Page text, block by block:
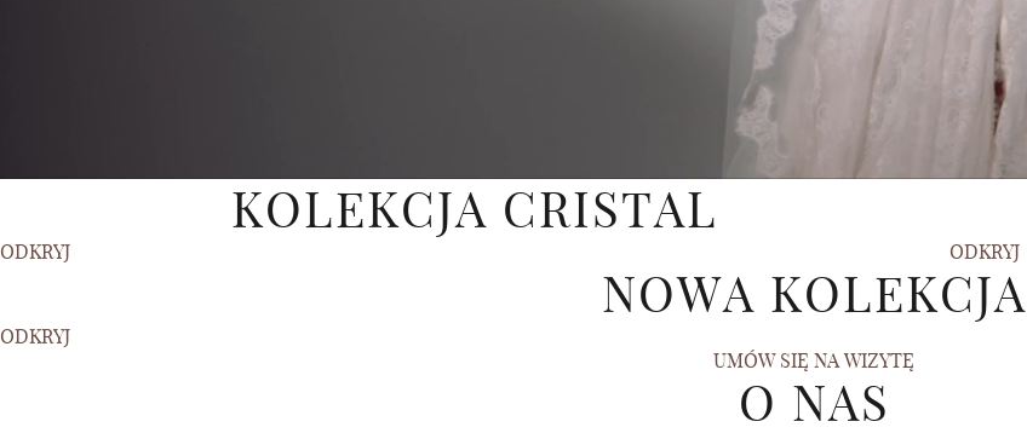
KOLEKCJA CRISTAL
ODKRYJ ODKRYJ
NOWA KOLEKCJA
ODKRYJ
UMÓW SIĘ NA WIZYTĘ
O NAS